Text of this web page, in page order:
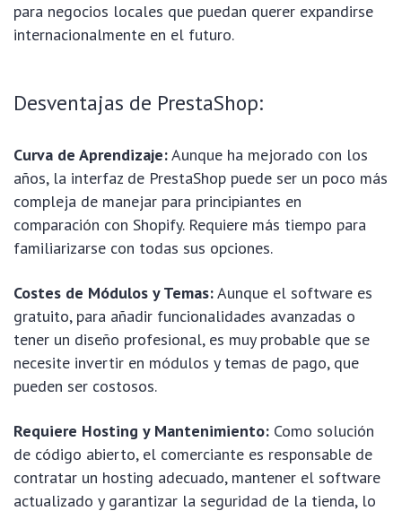
para negocios locales que puedan querer expandirse
internacionalmente en el futuro.
Desventajas de PrestaShop:
Curva de Aprendizaje:Aunque ha mejorado con los
años, la interfaz de PrestaShop puede ser un poco más
compleja de manejar para principiantes en
comparación con Shopify. Requiere más tiempo para
familiarizarse con todas sus opciones.
Costes de Módulos y Temas:Aunque el software es
gratuito, para añadir funcionalidades avanzadas o
tener un diseño profesional, es muy probable que se
necesite invertir en módulos y temas de pago, que
pueden ser costosos.
Requiere Hosting y Mantenimiento: Como solución
de código abierto, el comerciante es responsable de
contratar un hosting adecuado, mantener el software
actualizado y garantizar la seguridad de la tienda, lo